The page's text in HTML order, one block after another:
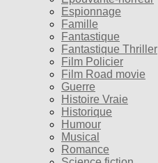
Espionnage
Famille
Fantastique
Fantastique Thriller
Film Policier
Film Road movie
Guerre
Histoire Vraie
Historique
Humour
Musical
Romance